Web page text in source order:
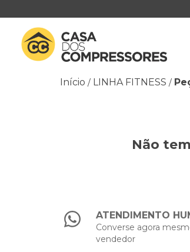
Início / LINHA FITNESS /
Não
ATENDIMENTO
Converse agora
vendedor